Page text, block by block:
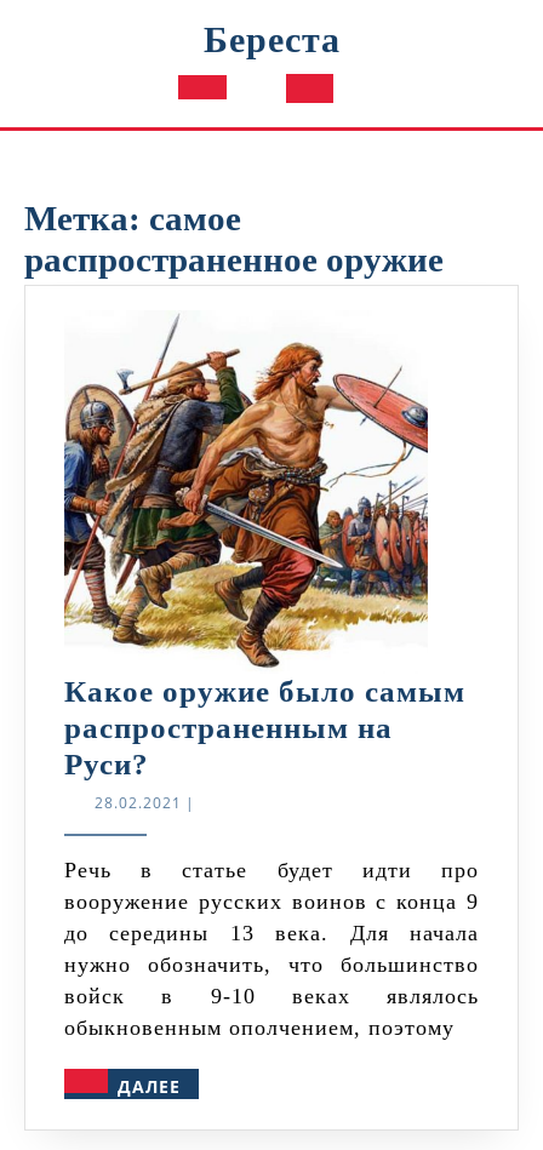
Береста
Кнопка
Метка: самое
распространенное оружие
Какое оружие было самым
распространенным на
Руси?
оружие
самым
распространенным
на
Руси?
28.02.2021 28.02.2021
|
Речь в статье будет идти про
вооружение русских воинов с конца 9
до середины 13 века. Для начала
нужно обозначить, что большинство
войск в 9-10 веках являлось
обыкновенным ополчением, поэтому
ДАЛЕЕ